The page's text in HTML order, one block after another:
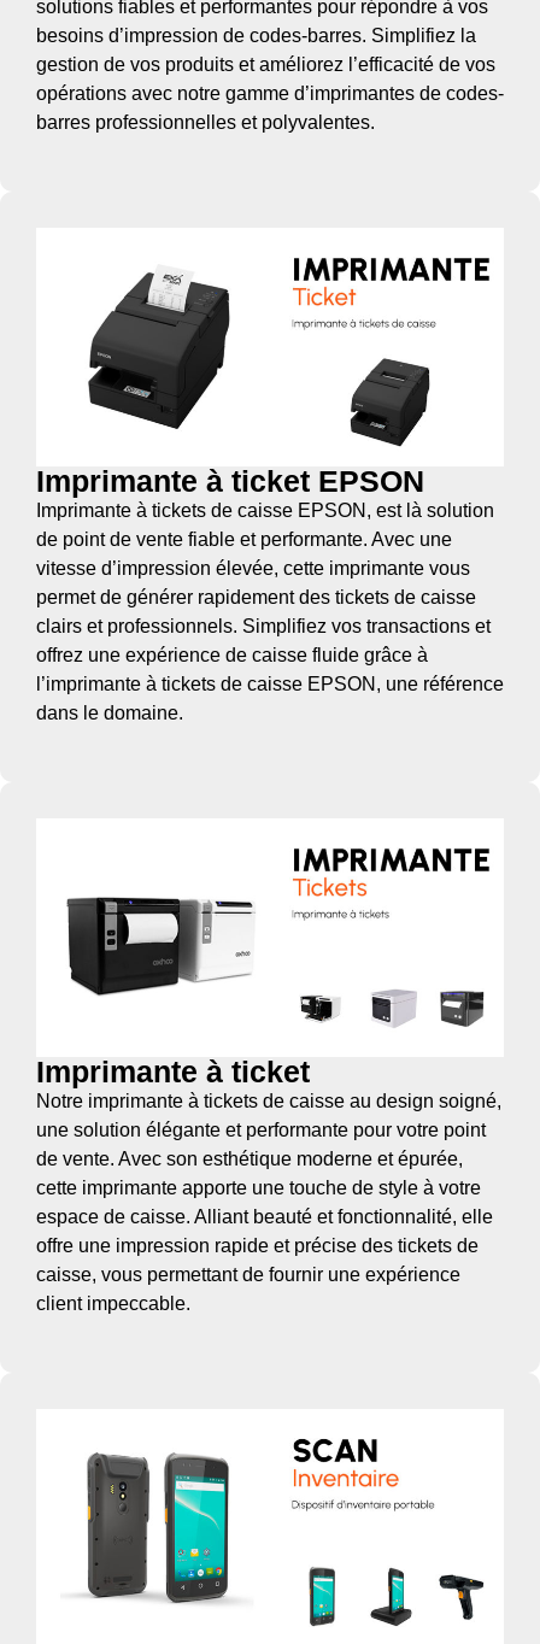
solutions fiables et performantes pour répondre à vos
besoins d’impression de codes-barres. Simplifiez la
gestion de vos produits et améliorez l’efficacité de vos
opérations avec notre gamme d’imprimantes de codes-
barres professionnelles et polyvalentes.
Imprimante à ticket EPSON
Imprimante à tickets de caisse EPSON, est là solution
de point de vente fiable et performante. Avec une
vitesse d’impression élevée, cette imprimante vous
permet de générer rapidement des tickets de caisse
clairs et professionnels. Simplifiez vos transactions et
offrez une expérience de caisse fluide grâce à
l’imprimante à tickets de caisse EPSON, une référence
dans le domaine.
Imprimante à ticket
Notre imprimante à tickets de caisse au design soigné,
une solution élégante et performante pour votre point
de vente. Avec son esthétique moderne et épurée,
cette imprimante apporte une touche de style à votre
espace de caisse. Alliant beauté et fonctionnalité, elle
offre une impression rapide et précise des tickets de
caisse, vous permettant de fournir une expérience
client impeccable.